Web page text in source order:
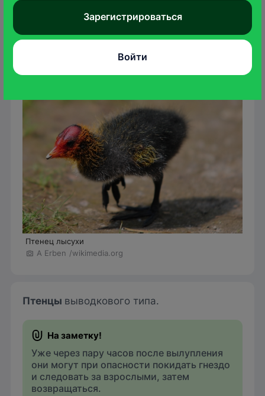
Кладкачаще всего в мае – 3–15 серо-
песочных в мелкую темную крапинку яиц
Птенец лысухи
A Erben /wikimedia.org
Птенцы выводкового типа.
Уже через пару часов после вылупления
они могут при опасности покидать гнездо
и следовать за взрослыми, затем
возвращаться.
Зарегистрироваться
Войти